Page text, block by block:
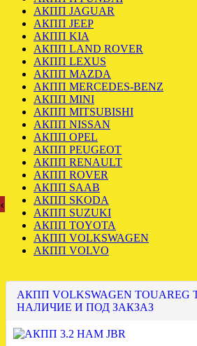
АКПП JAGUAR
АКПП JEEP
АКПП KIA
АКПП LAND ROVER
АКПП LEXUS
АКПП MAZDA
АКПП MERCEDES-BENZ
АКПП MINI
АКПП MITSUBISHI
АКПП NISSAN
АКПП OPEL
АКПП PEUGEOT
АКПП RENAULT
АКПП ROVER
АКПП SAAB
АКПП SKODA
АКПП SUZUKI
АКПП TOYOTA
АКПП VOLKSWAGEN
АКПП VOLVO
АКПП VOLKSWAGEN TOUAREG
НАЛИЧИЕ И ПОД ЗАКЗАЗ
‹